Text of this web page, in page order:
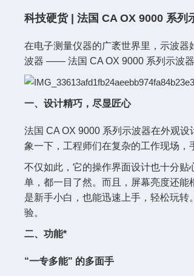
科技硬货 | 法国 CA OX 9000 系列
在电子测量仪器的广袤世界里，示波
波器 —— 法国 CA OX 9000 系列示波器
一、设计精巧，尽显匠心
法国 CA OX 9000 系列示波器在外观
象一下，工程师们在复杂的工作现场，
不仅如此，它的操作界面设计也十分
单，都一目了然。而且，屏幕亮度还
是新手小白，也能迅速上手，轻松玩
验。
二、功能*
“一专多能" 的多面手